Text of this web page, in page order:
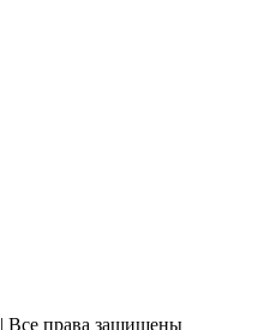
| Все права защищены